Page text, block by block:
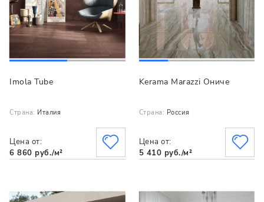
Imola Tube
Страна: Италия
Цена от:
6 860 руб./м²
Kerama Marazzi Ониче
Страна: Россия
Цена от:
5 410 руб./м²